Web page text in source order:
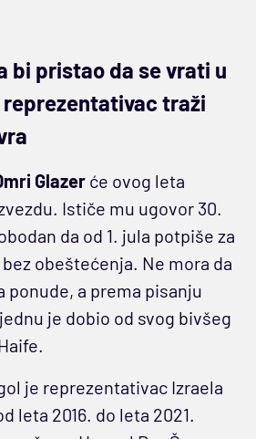
bi pristao da se vrati u
traži
Glazer će ovog leta
Ističe mu ugovor 30.
da od 1. jula potpiše za
obeštećenja. Ne mora da
ponude, a prema pisanju
je dobio od svog bivšeg
je reprezentativac Izraela
leta 2016. do leta 2021.